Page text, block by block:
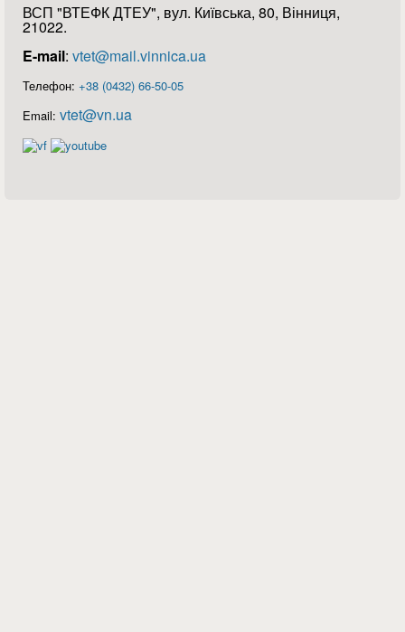
ВСП "ВТЕФК ДТЕУ", вул. Київська, 80, Вінниця,
21022.
E-mail: vtet@mail.vinnica.ua
Телефон: +38 (0432) 66-50-05
Email: vtet@vn.ua